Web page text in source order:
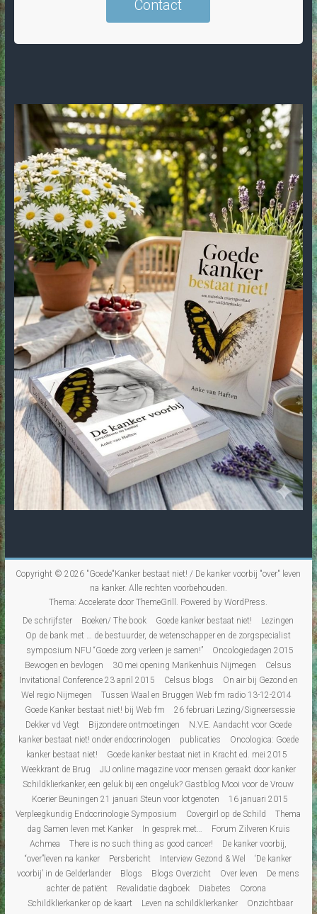
Contact
Copyright © 2026 "Goede"Kanker bestaat niet! / De kanker voorbij "over" leven
na kanker. Alle rechten voorbehouden.
Thema:Accelerate door ThemeGrill. Powered byWordPress
De schrijfster
Boeken/ The book Goede kanker bestaat niet!
Lezingen
Op de bank met … de bestuurder, de wetenschapper en de zorgspecialist
symposium NFU “Goede zorg verleen je samen!”
Oncologiedagen 2015
Bewogen en bevlogen
30 mei opening Marikenhuis Nijmegen
Celsus
Invitational Conference 23 april 2015
Celsus blogs
On air bij Gezond en
Wel regio Nijmegen
Tussen Waal en Bruggen Web fm radio 13-12-2014
Goede Kanker bestaat niet! bij Web fm
26 februari Lezing/Signeersessie
Dekker vd Vegt
Bijzondere ontmoetingen
N.V.E. Aandacht voor Goede
kanker bestaat niet! onder endocrinologen
publicaties
Oncologica: Goede
kanker bestaat niet!
Goede kanker bestaat niet in Kracht ed. mei 2015
Weekkrant de Brug
JIJ online magazine voor mensen geraakt door kanker
Schildklierkanker, een geluk bij een ongeluk? Gastblog Mooi voor de Vrouw
Koerier Beuningen 21 januari Steun voor lotgenoten
16 januari 2015
Verpleegkundig Endocrinologie Symposium
Covergirl op de Schild
Thema
dag Samen leven met Kanker
In gesprek met…
Forum Zilveren Kruis
Achmea
There is no such thing as good cancer!
De kanker voorbij,
“over”leven na kanker
Persbericht Interview Gezond & Wel
‘De kanker
voorbij’ in de Gelderlander
Blogs Blogs Overzicht Over leven
De mens
achter de patiënt
Revalidatie dagboek Diabetes
Corona
Schildklierkanker op de kaart
Leven na schildklierkanker
Onzichtbaar